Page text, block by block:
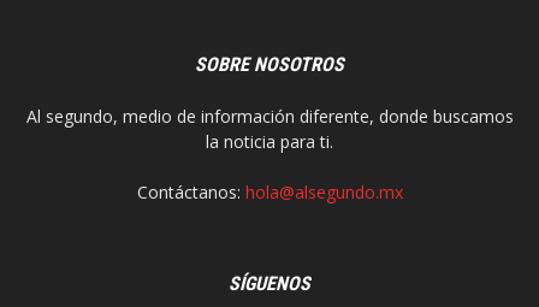
SOBRE NOSOTROS
Al segundo, medio de información diferente, donde buscamos
la noticia para ti.
Contáctanos: hola@alsegundo.mx
SÍGUENOS